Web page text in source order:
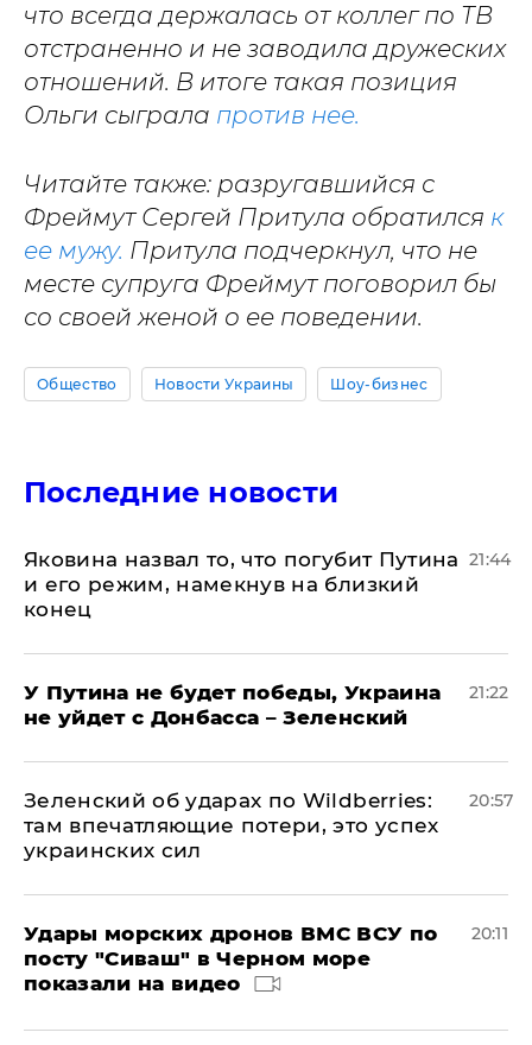
что всегда держалась от коллег по ТВ
отстраненно и не заводила дружеских
отношений. В итоге такая позиция
Ольги сыграла против нее.
Читайте также: разругавшийся с
Фреймут Сергей Притула обратился к
ее мужу. Притула подчеркнул, что не
месте супруга Фреймут поговорил бы
со своей женой о ее поведении.
Общество Новости Украины Шоу-бизнес
Последние новости
Яковина назвал то, что погубит Путина
и его режим, намекнув на близкий
конец
21:44
У Путина не будет победы, Украина
не уйдет с Донбасса – Зеленский
21:22
Зеленский об ударах по Wildberries:
там впечатляющие потери, это успех
украинских сил
20:57
Удары морских дронов ВМС ВСУ по
посту "Сиваш" в Черном море
показали на видео
20:11